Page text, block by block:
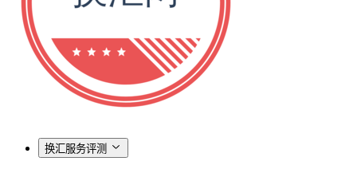
换汇服务评测